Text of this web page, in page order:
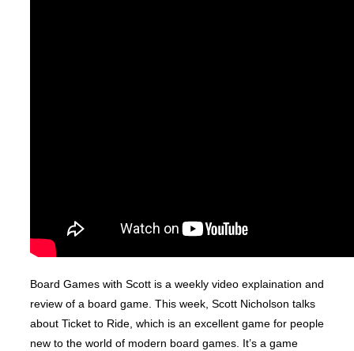
Board Games with Scott is a weekly video explaination and
review of a board game. This week, Scott Nicholson talks
about Ticket to Ride, which is an excellent game for people
new to the world of modern board games. It’s a game